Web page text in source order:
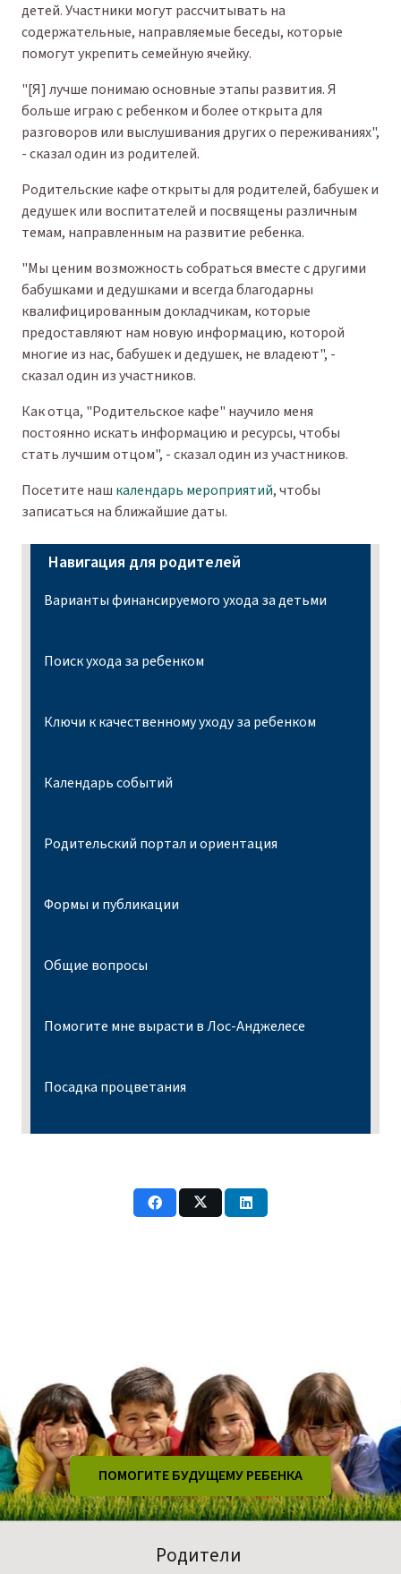
детей. Участники могут рассчитывать на
содержательные, направляемые беседы, которые
помогут укрепить семейную ячейку.
"[Я] лучше понимаю основные этапы развития. Я
больше играю с ребенком и более открыта для
разговоров или выслушивания других о переживаниях",
- сказал один из родителей.
Родительские кафе открыты для родителей, бабушек и
дедушек или воспитателей и посвящены различным
темам, направленным на развитие ребенка.
"Мы ценим возможность собраться вместе с другими
бабушками и дедушками и всегда благодарны
квалифицированным докладчикам, которые
предоставляют нам новую информацию, которой
многие из нас, бабушек и дедушек, не владеют", -
сказал один из участников.
Как отца, "Родительское кафе" научило меня
постоянно искать информацию и ресурсы, чтобы
стать лучшим отцом", - сказал один из участников.
Посетите наш календарь мероприятий, чтобы
записаться на ближайшие даты.
Навигация для родителей
Варианты финансируемого ухода за детьми
Поиск ухода за ребенком
Ключи к качественному уходу за ребенком
Календарь событий
Родительский портал и ориентация
Формы и публикации
Общие вопросы
Помогите мне вырасти в Лос-Анджелесе
Посадка процветания
ПОМОГИТЕ БУДУЩЕМУ РЕБЕНКА
Родители